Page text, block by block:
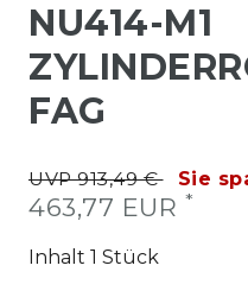
NU414-M1
FAG
UVP 913,49 € Sie
463,77 EUR *
Inhalt 1 Stück